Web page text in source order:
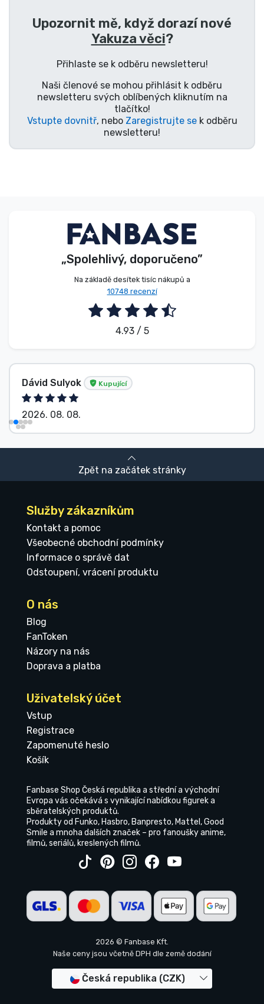
Upozornit mě, když dorazí nové
Yakuza věci?
Přihlaste se k odběru newsletteru!
Naši členové se mohou přihlásit k odběru
newsletteru svých oblíbených kliknutím na
tlačítko!
Vstupte dovnitř, nebo Zaregistrujte sek odběru
newsletteru!
„Spolehlivý, doporučeno”
Na základě desítek tisíc nákupů a
10748 recenzí
4.93 / 5
Dávid Sulyok Kupující
2026. 08. 08.
Zpět na začátek stránky
Služby zákazníkům
Kontakt a pomoc
Všeobecné obchodní podmínky
Informace o správě dat
Odstoupení, vrácení produktu
O nás
Blog
FanToken
Názory na nás
Doprava a platba
Uživatelský účet
Vstup
Registrace
Zapomenuté heslo
Košík
Fanbase Shop Česká republika a střední a východní
Evropa vás očekává s vynikající nabídkou figurek a
sběratelských produktů.
Produkty od Funko, Hasbro, Banpresto, Mattel, Good
Smile a mnoha dalších značek – pro fanoušky anime,
filmů, seriálů, kreslených filmů.
2026 © Fanbase Kft.
Naše ceny jsou včetně DPH dle země dodání
Česká republika (CZK)